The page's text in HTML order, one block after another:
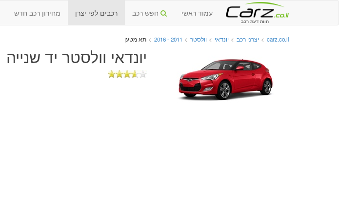
חוות דעת רכב
עמוד ראשי חפש רכב רכבים לפי יצרן מחירון רכב חדש
carz.co.il
> יצרני רכב > יונדאי > וולסטר >
2011 - 2016
> תא מטען
יונדאי וולסטר יד שנייה 2011 - 2016